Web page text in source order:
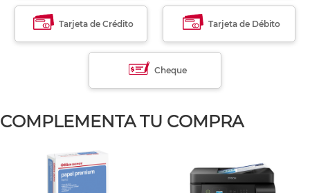
Tarjeta de Crédito Tarjeta de Débito
Cheque
COMPLEMENTA TU COMPRA